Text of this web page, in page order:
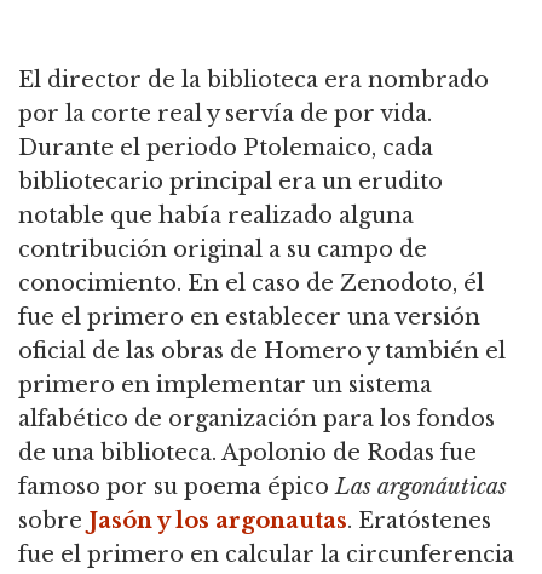
El director de la biblioteca era nombrado
por la corte real y servía de por vida.
Durante el periodo Ptolemaico, cada
bibliotecario principal era un erudito
notable que había realizado alguna
contribución original a su campo de
conocimiento. En el caso de Zenodoto, él
fue el primero en establecer una versión
oficial de las obras de Homero y también el
primero en implementar un sistema
alfabético de organización para los fondos
de una biblioteca. Apolonio de Rodas fue
famoso por su poema épicoLas argonáuticas
sobre Jasón y los argonautas. Eratóstenes
fue el primero en calcular la circunferencia